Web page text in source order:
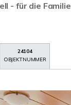
- für die Familie
24104
OBJEKTNUMMER